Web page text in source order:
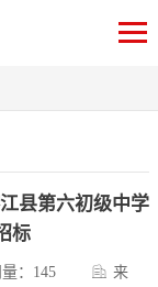
县第六初级中学
标
： 145
来